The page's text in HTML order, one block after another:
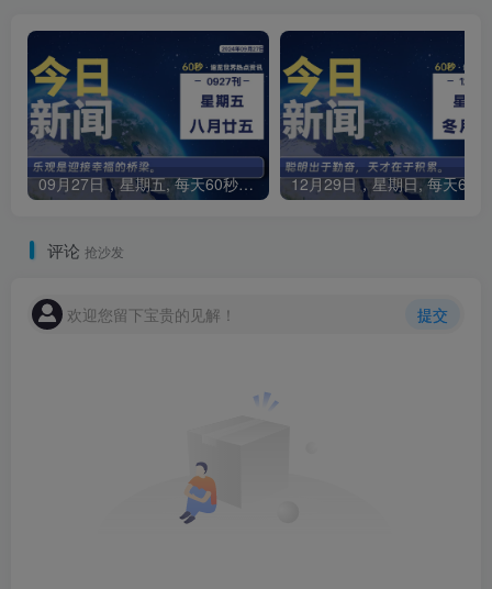
09月27日，星期五, 每天60秒读懂全世界！
评论 抢沙发
欢迎您留下宝贵的见解！ 提交